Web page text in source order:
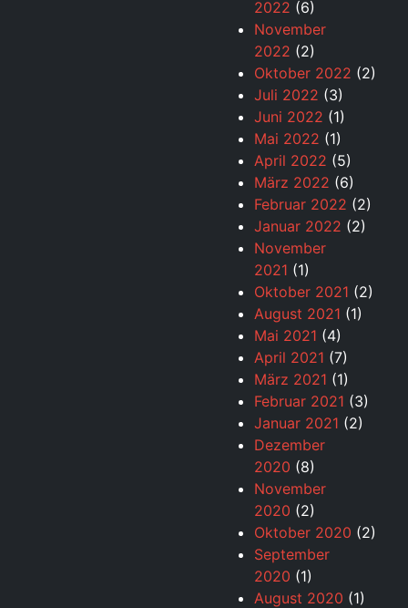
2022 (6)
November
2022 (2)
Oktober 2022 (2)
Juli 2022 (3)
Juni 2022 (1)
Mai 2022 (1)
April 2022 (5)
März 2022 (6)
Februar 2022 (2)
Januar 2022 (2)
November
2021 (1)
Oktober 2021 (2)
August 2021 (1)
Mai 2021 (4)
April 2021 (7)
März 2021 (1)
Februar 2021 (3)
Januar 2021 (2)
Dezember
2020 (8)
November
2020 (2)
Oktober 2020 (2)
September
2020 (1)
August 2020 (1)